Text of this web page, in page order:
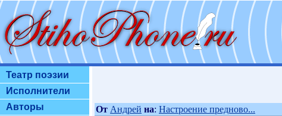
Театр поэзии
Исполнители
Авторы
От Aндрей на: Настроение предново...